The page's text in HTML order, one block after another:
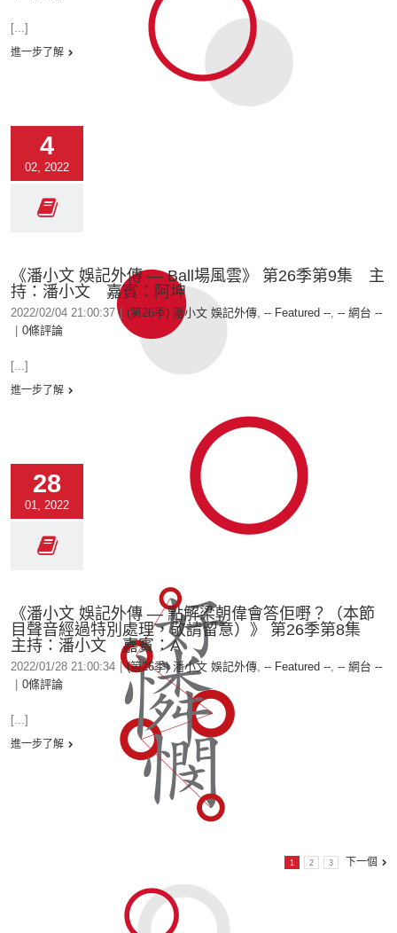
[...]
進一步了解
4
02, 2022
《潘小文 娛記外傳 — Ball場風雲》 第26季第9集 主
持：潘小文 嘉賓：阿坤
2022/02/04 21:00:37 (第26季) 潘小文 娛記外傳, -- Featured --, -- 網台 --
0條評論
[...]
進一步了解
28
01, 2022
《潘小文 娛記外傳 — 點解梁朝偉會答佢嘢？（本節
目聲音經過特別處理，敬請留意）》 第26季第8集
主持：潘小文 嘉賓：A
2022/01/28 21:00:34 | (第26季) 潘小文 娛記外傳, -- Featured --, -- 網台 --
0條評論
[...]
進一步了解
1 2 3 下一個